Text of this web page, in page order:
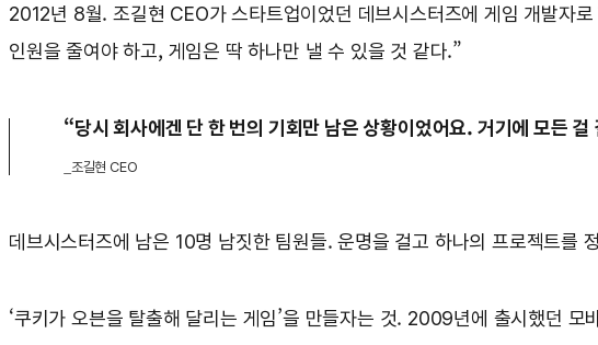
2012년 8월. 조길현 CEO가 스타트업이었던 데브시스터즈에 게임 개발자
인원을 줄여야 하고, 게임은 딱 하나만 낼 수 있을 것 같다.”
“당시 회사에겐 단 한 번의 기회만 남은 상황이었어요. 거기에 모든
_조길현 CEO
데브시스터즈에 남은 10명 남짓한 팀원들. 운명을 걸고 하나의 프로젝트를
‘쿠키가 오븐을 탈출해 달리는 게임’을 만들자는 것. 2009년에 출시했던 모